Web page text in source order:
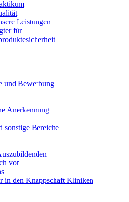
Leistungen
für
und Bewerbung
Anerkennung
sonstige Bereiche
vor
in den Knappschaft Kliniken